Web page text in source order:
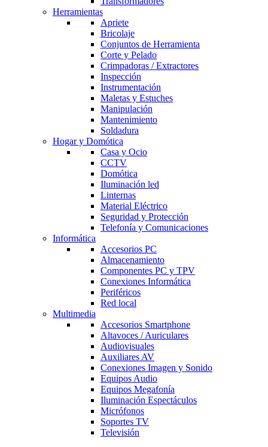
Herramientas
Apriete
Bricolaje
Conjuntos de Herramienta
Corte y Pelado
Crimpadoras / Extractores
Inspección
Instrumentación
Maletas y Estuches
Manipulación
Mantenimiento
Soldadura
Hogar y Domótica
Casa y Ocio
CCTV
Domótica
Iluminación led
Linternas
Material Eléctrico
Seguridad y Protección
Telefonía y Comunicaciones
Informática
Accesorios PC
Almacenamiento
Componentes PC y TPV
Conexiones Informática
Periféricos
Red local
Multimedia
Accesorios Smartphone
Altavoces / Auriculares
Audiovisuales
Auxiliares AV
Conexiones Imagen y Sonido
Equipos Audio
Equipos Megafonía
Iluminación Espectáculos
Micrófonos
Soportes TV
Televisión